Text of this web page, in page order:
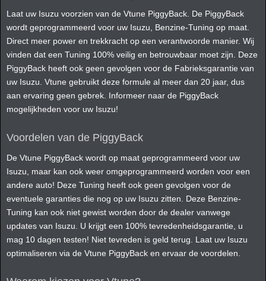
Laat uw Isuzu voorzien van de Vtune PiggyBack. De PiggyBack
wordt geprogrammeerd voor uw Isuzu, Benzine-Tuning op maat.
Direct meer power en trekkracht op een verantwoorde manier. Wij
vinden dat een Tuning 100% veilig en betrouwbaar moet zijn. Deze
PiggyBack heeft ook geen gevolgen voor de Fabrieksgarantie van
uw Isuzu. Vtune gebruikt deze formule al meer dan 20 jaar, dus
aan ervaring geen gebrek. Informeer naar de PiggyBack
mogelijkheden voor uw Isuzu!
Voordelen van de PiggyBack
De Vtune PiggyBack wordt op maat geprogrammeerd voor uw
Isuzu, maar kan ook weer omgeprogrammeerd worden voor een
andere auto! Deze Tuning heeft ook geen gevolgen voor de
eventuele garanties die nog op uw Isuzu zitten. Deze Benzine-
Tuning kan ook niet gewist worden door de dealer vanwege
updates van Isuzu. U krijgt een 100% tevredenheidsgarantie, u
mag 10 dagen testen! Niet tevreden is geld terug. Laat uw Isuzu
optimaliseren via de Vtune PiggyBack en ervaar de voordelen.